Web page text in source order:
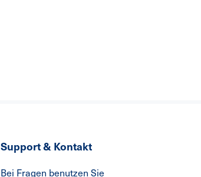
Support & Kontakt
Bei Fragen benutzen Sie